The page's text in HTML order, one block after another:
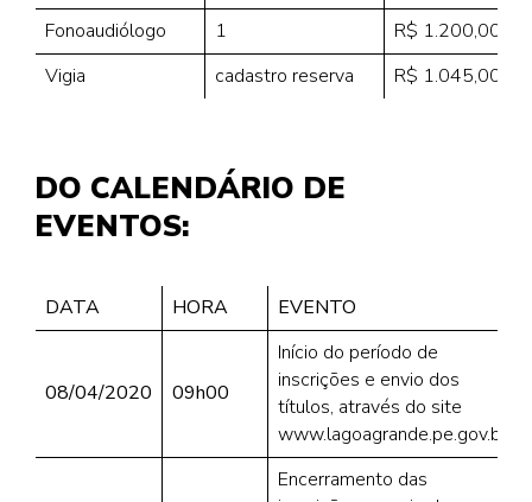
Fonoaudiólogo 1
R$ 1.200,00
Vigia
cadastro reserva R$ 1.045,00
DO CALENDÁRIO DE
EVENTOS:
DATA HORA EVENTO
08/04/2020 09h00
Início do período de
inscrições e envio dos
títulos, através do site
www.lagoagrande.pe.gov.br
Encerramento das